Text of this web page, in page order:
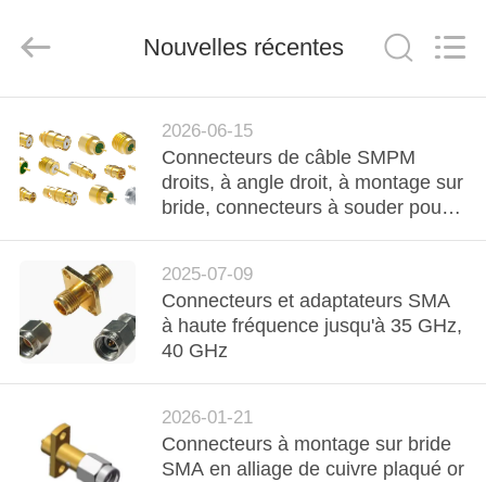
PRODUITS
AU
SUJET
DE
NOUS
VISITE
D'USINE
Electronics
Nouvelles récentes
2026-06-15
Connecteurs de câble SMPM
droits, à angle droit, à montage sur
bride, connecteurs à souder pour
2025-07-09
Connecteurs et adaptateurs SMA
à haute fréquence jusqu'à 35 GHz,
40 GHz
2026-01-21
Connecteurs à montage sur bride
SMA en alliage de cuivre plaqué or